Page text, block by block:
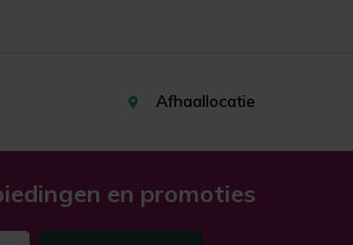
Afhaallocatie
en promoties